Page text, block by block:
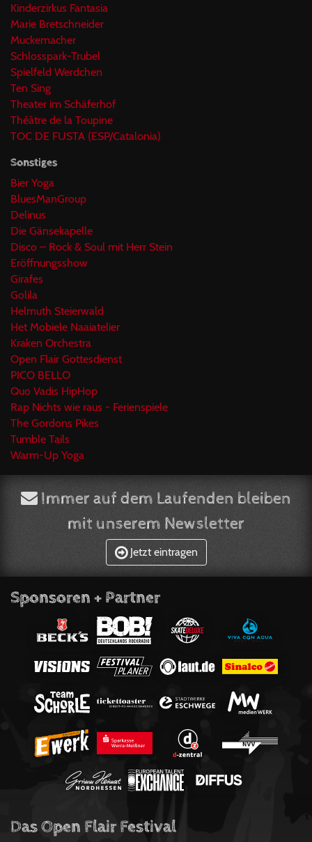
Kinderzirkus Fantasia
Marie Bretschneider
Muckemacher
Schlosspark-Trubel
Spielfeld Werdchen
Ten Sing
Theater im Schäferhof
Théâtre de la Toupine
TOC DE FUSTA (ESP/Catalonia)
Sonstiges
Bier Yoga
BluesManGroup
Delinus
Die Gänsekapelle
Disco – Rock & Soul mit Herr Stein
Eröffnungsshow
Girafes
Golila
Helmuth Steierwald
Het Mobiele Naaiatelier
Kraken Orchestra
Open Flair Gottesdienst
PICO BELLO
Quo Vadis HipHop
Rap Nichts wie raus - Ferienspiele
The Gordons Pikes
Tumble Tails
Warm-Up Yoga
Immer auf dem Laufenden bleiben
mit unserem Newsletter
Jetzt eintragen
Sponsoren + Partner
Das Open Flair Festival